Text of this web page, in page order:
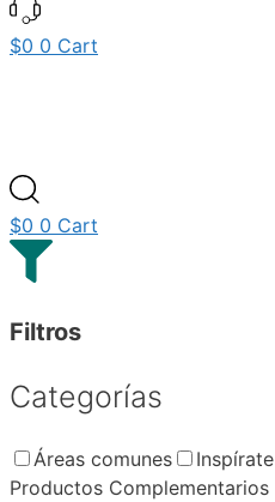
$0 0 Cart
$0 0 Cart
Filtros
Categorías
Áreas comunes Inspírate
Productos Complementarios